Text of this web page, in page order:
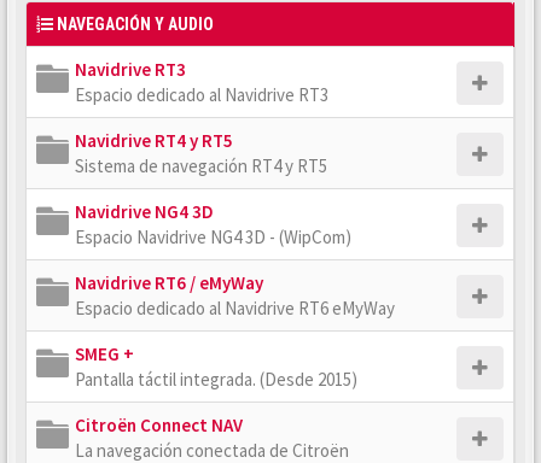
NAVEGACIÓN Y AUDIO
Navidrive RT3
Espacio dedicado al Navidrive RT3
Navidrive RT4 y RT5
Sistema de navegación RT4 y RT5
Navidrive NG4 3D
Espacio Navidrive NG4 3D - (WipCom)
Navidrive RT6 / eMyWay
Espacio dedicado al Navidrive RT6 eMyWay
SMEG +
Pantalla táctil integrada. (Desde 2015)
Citroën Connect NAV
La navegación conectada de Citroën